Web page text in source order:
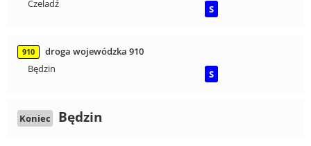
Czeladź
S
910
droga wojewódzka 910
Będzin
S
Koniec Będzin